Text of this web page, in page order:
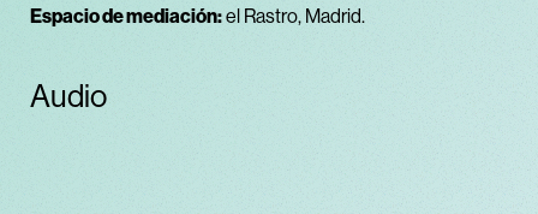
Espacio de mediación:el Rastro, Madrid.
Audio